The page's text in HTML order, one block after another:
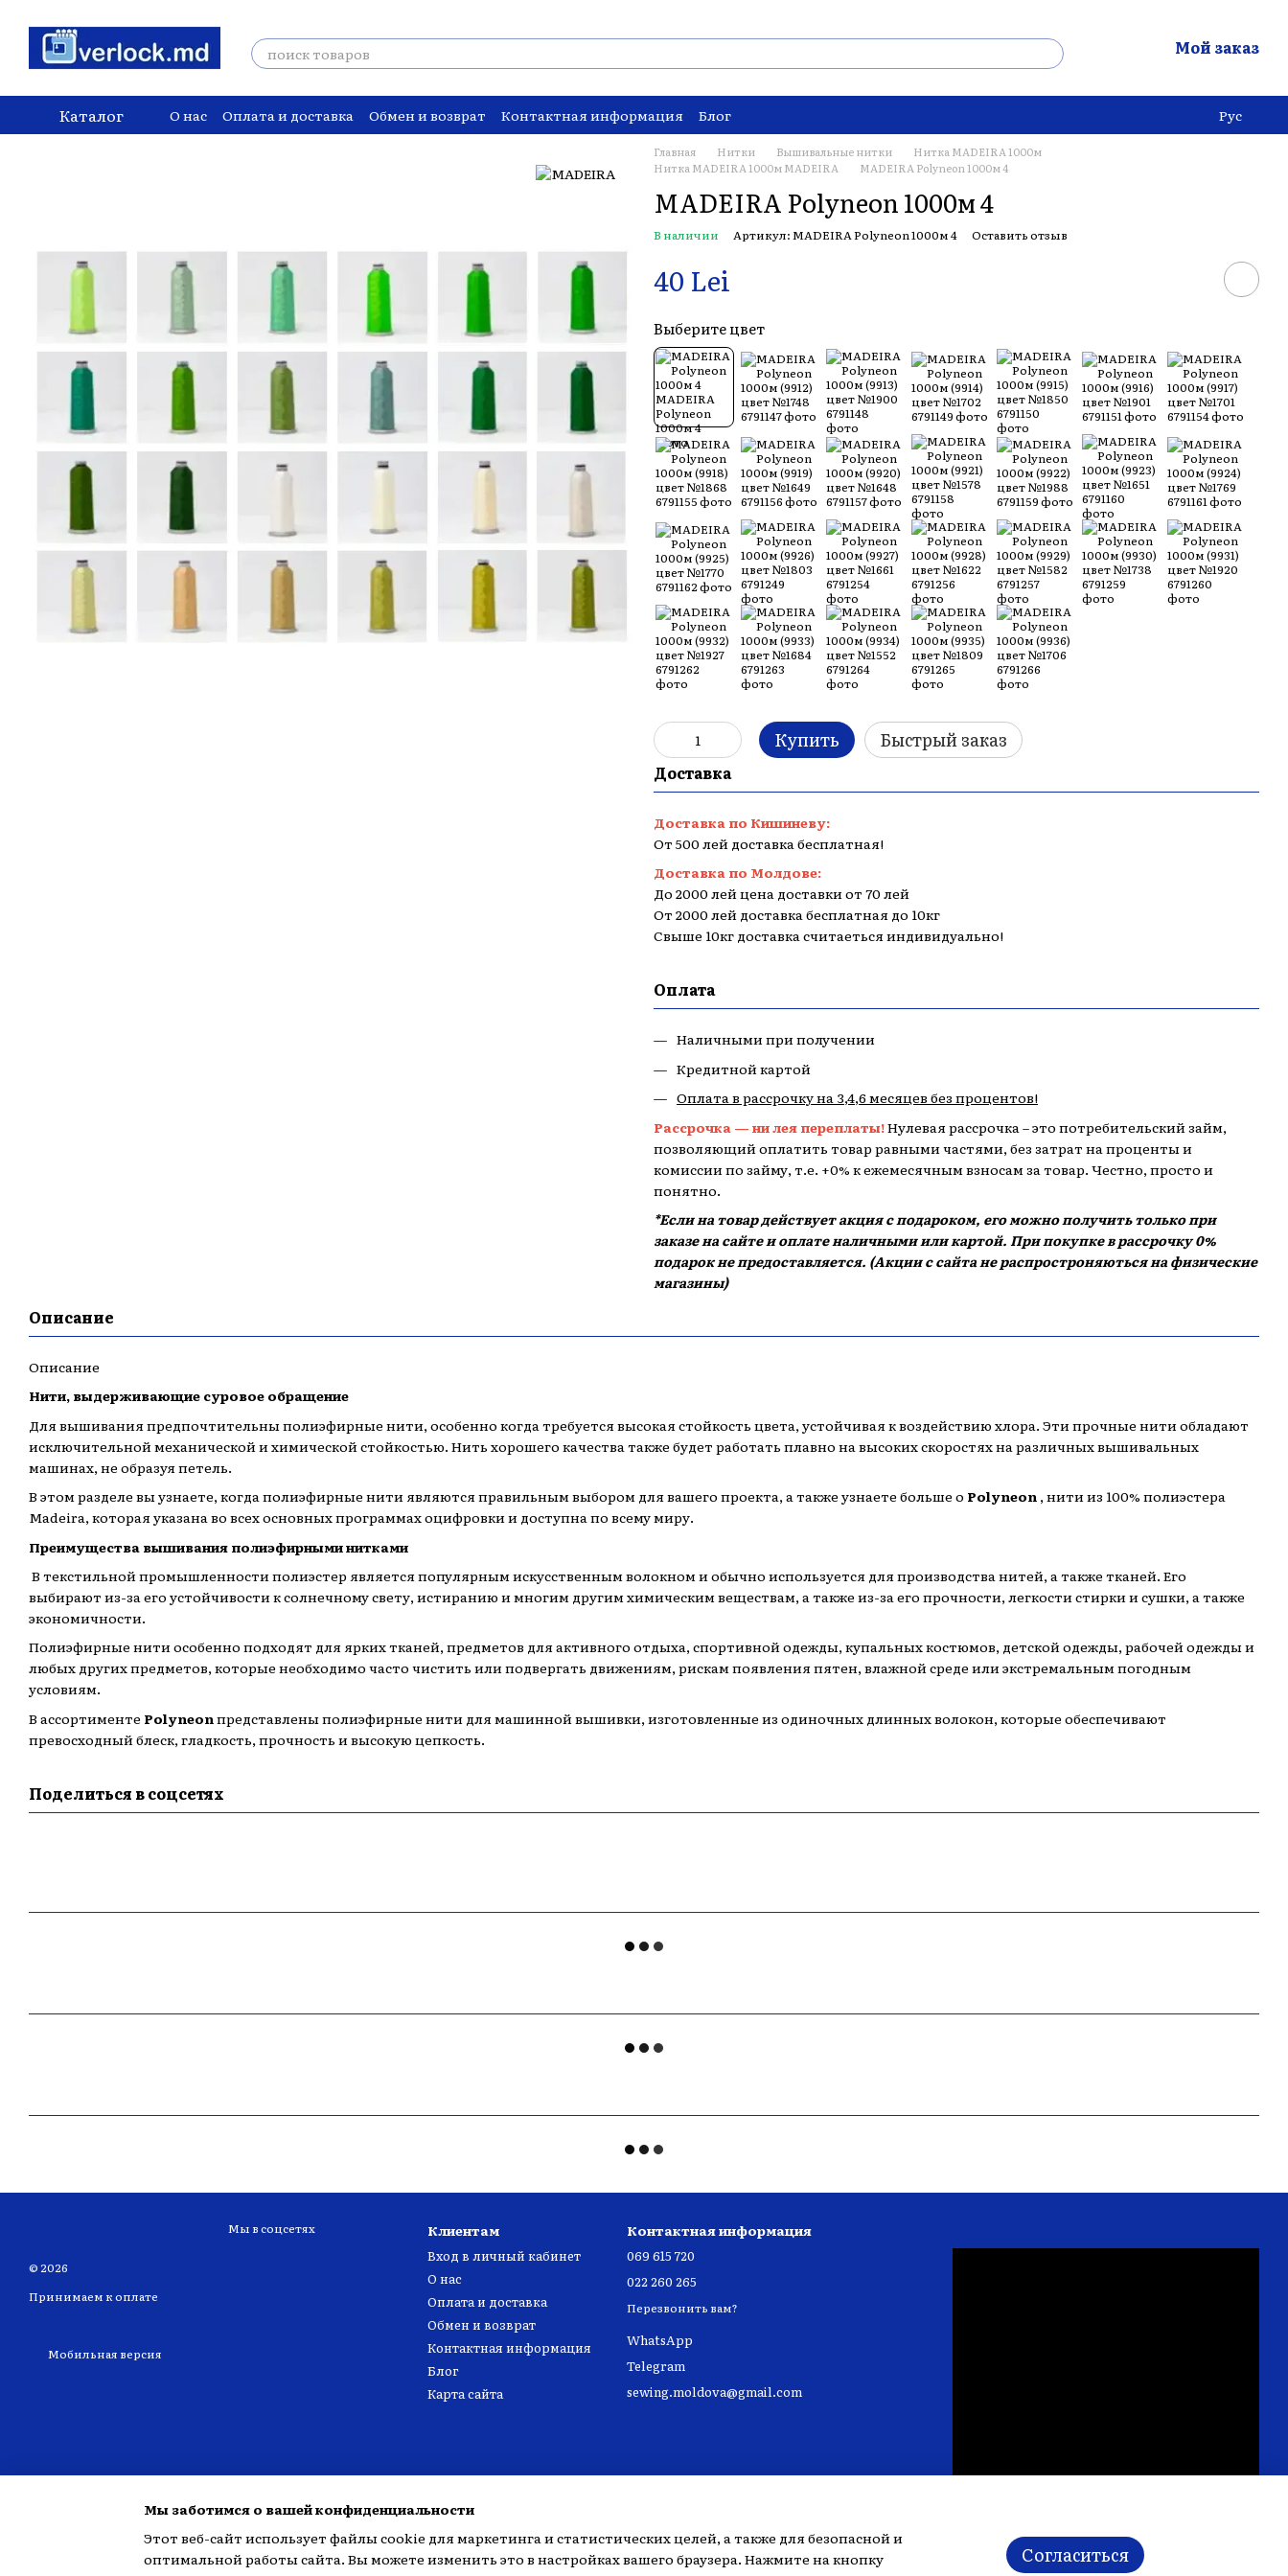
Мой заказ
Каталог О нас Оплата и доставка Обмен и возврат Контактная информация Блог Рус
Главная Нитки Вышивальные нитки
Нитка MADEIRA 1000м
Нитка MADEIRA 1000м MADEIRA
MADEIRA Polyneon 1000м 4
MADEIRA Polyneon 1000м 4
В наличии Артикул: MADEIRA Polyneon 1000м 4 Оставить отзыв
40 Lei
Выберите цвет
Купить Быстрый заказ
Доставка
Доставка по Кишиневу:
От 500 лей доставка бесплатная!
Доставка по Молдове:
До 2000 лей цена доставки от 70 лей
От 2000 лей доставка бесплатная до 10кг
Свыше 10кг доставка считаеться индивидуально!
Оплата
Наличными при получении
Кредитной картой
Оплата в рассрочку на 3,4,6 месяцев без процентов!
Рассрочка — ни лея переплаты!Нулевая рассрочка – это потребительский займ,
позволяющий оплатить товар равными частями, без затрат на проценты и
комиссии по займу, т.е. +0% к ежемесячным взносам за товар. Честно, просто и
понятно.
*Если на товар действует акция с подароком, его можно получить только при
заказе на сайте и оплате наличными или картой. При покупке в рассрочку 0%
подарок не предоставляется. (Акции с сайта не распростроняються на физические
магазины)
Описание
Описание
Нити, выдерживающие суровое обращение
Для вышивания предпочтительны полиэфирные нити, особенно когда требуется высокая стойкость цвета, устойчивая к воздействию хлора. Эти прочные нити обладают
исключительной механической и химической стойкостью. Нить хорошего качества также будет работать плавно на высоких скоростях на различных вышивальных
машинах, не образуя петель.
В этом разделе вы узнаете, когда полиэфирные нити являются правильным выбором для вашего проекта, а также узнаете больше о Polyneon , нити из 100% полиэстера
Madeira, которая указана во всех основных программах оцифровки и доступна по всему миру.
Преимущества вышивания полиэфирными нитками
В текстильной промышленности полиэстер является популярным искусственным волокном и обычно используется для производства нитей, а также тканей. Его
выбирают из-за его устойчивости к солнечному свету, истиранию и многим другим химическим веществам, а также из-за его прочности, легкости стирки и сушки, а также
экономичности.
Полиэфирные нити особенно подходят для ярких тканей, предметов для активного отдыха, спортивной одежды, купальных костюмов, детской одежды, рабочей одежды и
любых других предметов, которые необходимо часто чистить или подвергать движениям, рискам появления пятен, влажной среде или экстремальным погодным
условиям.
В ассортименте Polyneon представлены полиэфирные нити для машинной вышивки, изготовленные из одиночных длинных волокон, которые обеспечивают
превосходный блеск, гладкость, прочность и высокую цепкость.
Поделиться в соцсетях
© 2026
Принимаем к оплате
Мобильная версия
Мы в соцсетях Клиентам
Вход в личный кабинет
О нас
Оплата и доставка
Обмен и возврат
Контактная информация
Блог
Карта сайта
Контактная информация
069 615 720
022 260 265
Перезвонить вам?
WhatsApp
Telegram
sewing.moldova@gmail.com
Карта проезда
Мы заботимся о вашей конфиденциальности
Этот веб-сайт использует файлы cookie для маркетинга и статистических целей, а также для безопасной и
оптимальной работы сайта. Вы можете изменить это в настройках вашего браузера. Нажмите на кнопку
Согласиться